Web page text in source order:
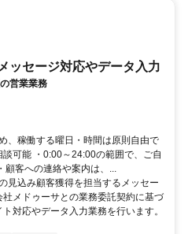
ッセージ対応やデータ入力
営業業務
、稼働する曜日・時間は原則自由で
可能 ・0:00～24:00の範囲で、ご自
顧客への連絡や案内は、...
見込み顧客獲得を担当するメッセー
メドゥーサとの業務委託契約に基づ
対応やデータ入力業務を行います。